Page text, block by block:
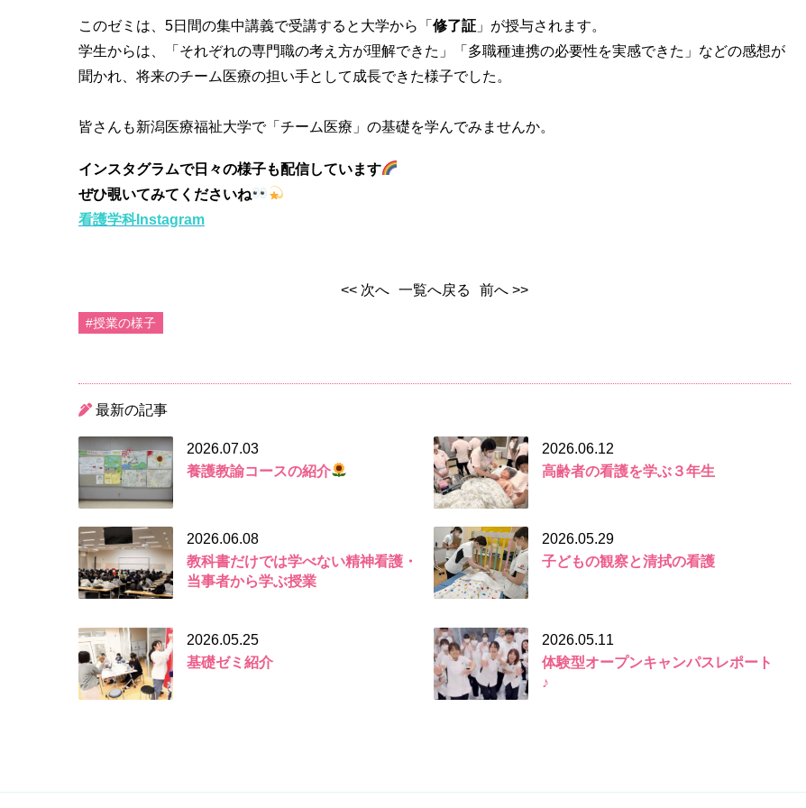
このゼミは、5日間の集中講義で受講すると大学から「 修了証 」が授与されます。
学生からは、「それぞれの専門職の考え方が理解できた」「多職種連携の必要性を実感できた」などの感想が
聞かれ、将来のチーム医療の担い手として成長できた様子でした。
皆さんも新潟医療福祉大学で「チーム医療」の基礎を学んでみませんか。
インスタグラムで日々の様子も配信しています
ぜひ覗いてみてくださいね
看護学科Instagram
<< 次へ 一覧へ戻る 前へ >>
#授業の様子
最新の記事
2026.07.03
養護教諭コースの紹介
2026.06.12
高齢者の看護を学ぶ３年生
2026.06.08
教科書だけでは学べない精神看護・
当事者から学ぶ授業
2026.05.29
子どもの観察と清拭の看護
2026.05.25
基礎ゼミ紹介
2026.05.11
体験型オープンキャンパスレポート
♪